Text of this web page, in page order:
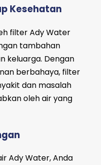
Kesehatan
filter Ady Water
tambahan
keluarga. Dengan
berbahaya, filter
dan masalah
oleh air yang
Ady Water, Anda